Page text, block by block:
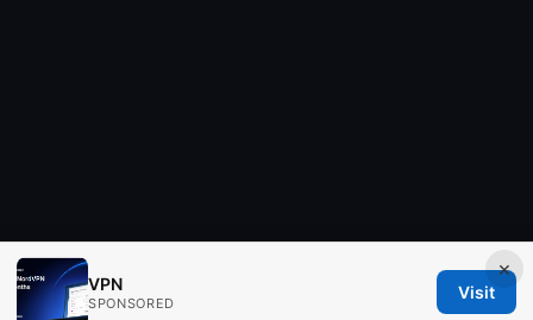
×
VPN
SPONSORED
Visit